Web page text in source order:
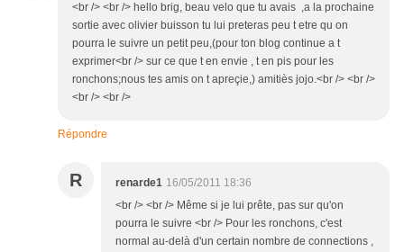
<br /> <br /> hello brig, beau velo que tu avais ,a la prochaine
sortie avec olivier buisson tu lui preteras peu t etre qu on
pourra le suivre un petit peu,(pour ton blog continue a t
exprimer<br /> sur ce que t en envie , t en pis pour les
ronchons;nous tes amis on t apreçie,) amitiès jojo.<br /> <br />
<br /> <br />
Répondre
R renarde1 16/05/2011 18:36
<br /> <br /> Même si je lui prête, pas sur qu'on
pourra le suivre <br /> Pour les ronchons, c'est
normal au-delà d'un certain nombre de connections ,